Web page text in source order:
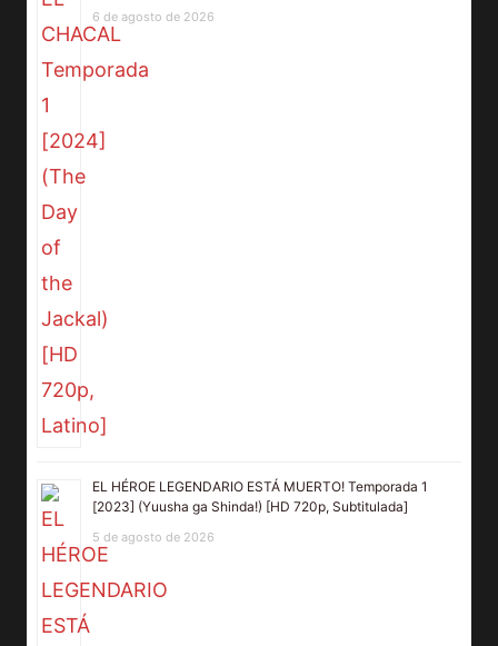
6 de agosto de 2026
EL HÉROE LEGENDARIO ESTÁ MUERTO! Temporada 1
[2023] (Yuusha ga Shinda!) [HD 720p, Subtitulada]
5 de agosto de 2026